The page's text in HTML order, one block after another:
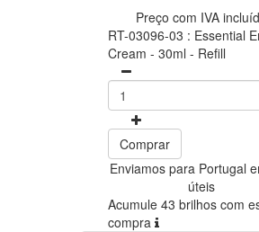
Preço com IVA
RT-03096-03 : Essential
Cream - 30ml - Refill
Comprar
Enviamos para Portugal
úteis
Acumule 43 brilhos com
compra